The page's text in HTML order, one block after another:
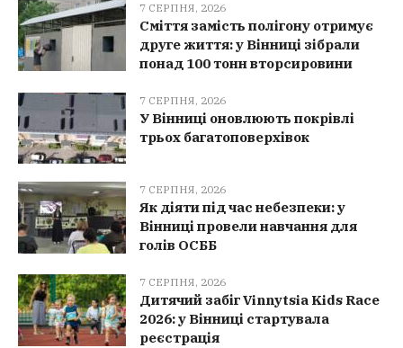
7 СЕРПНЯ, 2026
Сміття замість полігону отримує
друге життя: у Вінниці зібрали
понад 100 тонн вторсировини
7 СЕРПНЯ, 2026
У Вінниці оновлюють покрівлі
трьох багатоповерхівок
7 СЕРПНЯ, 2026
Як діяти під час небезпеки: у
Вінниці провели навчання для
голів ОСББ
7 СЕРПНЯ, 2026
Дитячий забіг Vinnytsia Kids Race
2026: у Вінниці стартувала
реєстрація